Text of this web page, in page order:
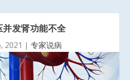
并发肾功能不全
2021 | 专家说病